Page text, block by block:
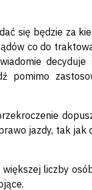
się będzie za
co do
decyduje
pomimo
jazdy, tak jak
liczby